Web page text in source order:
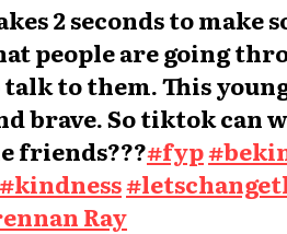
2 seconds to make
people are going
talk to them. This
brave. So tiktok can
friends???#fyp
#kindness
Ray